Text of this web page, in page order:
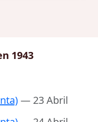
1943
— 23 Abril